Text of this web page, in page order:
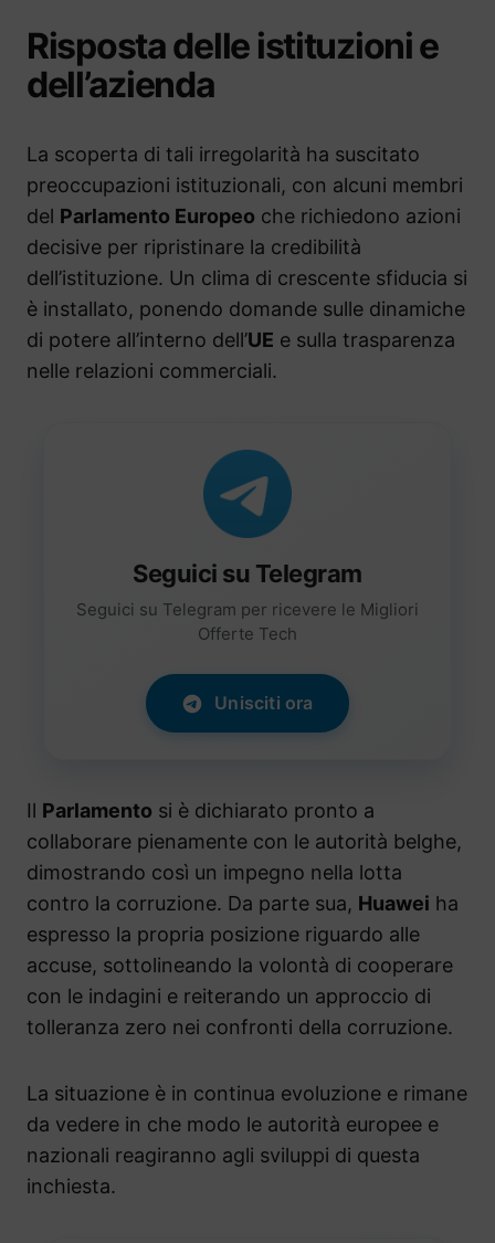
Risposta delle istituzioni e
dell’azienda
La scoperta di tali irregolarità ha suscitato
preoccupazioni istituzionali, con alcuni membri
del Parlamento Europeo che richiedono azioni
decisive per ripristinare la credibilità
dell’istituzione. Un clima di crescente sfiducia si
è installato, ponendo domande sulle dinamiche
di potere all’interno dell’UE e sulla trasparenza
nelle relazioni commerciali.
Seguici su Telegram
Seguici su Telegram per ricevere le Migliori
Offerte Tech
Unisciti ora
Il Parlamento si è dichiarato pronto a
collaborare pienamente con le autorità belghe,
dimostrando così un impegno nella lotta
contro la corruzione. Da parte sua, Huawei ha
espresso la propria posizione riguardo alle
accuse, sottolineando la volontà di cooperare
con le indagini e reiterando un approccio di
tolleranza zero nei confronti della corruzione.
La situazione è in continua evoluzione e rimane
da vedere in che modo le autorità europee e
nazionali reagiranno agli sviluppi di questa
inchiesta.